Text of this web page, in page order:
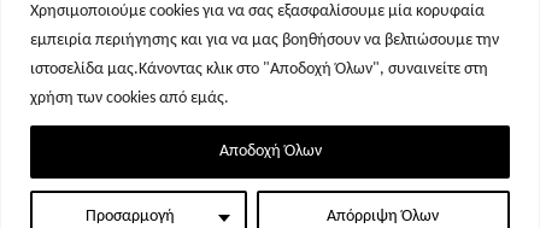
Χρησιμοποιούμε cookies για να σας εξασφαλίσουμε μία κορυφαία
εμπειρία περιήγησης και για να μας βοηθήσουν να βελτιώσουμε την
ιστοσελίδα μας.Κάνοντας κλικ στο "Αποδοχή Όλων", συναινείτε στη
χρήση των cookies από εμάς.
Προσαρμογή Απόρριψη Όλων
Αποδοχή Όλων
Σελίδα 1 Σελίδα 2